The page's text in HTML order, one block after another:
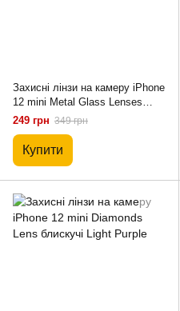
Захисні лінзи на камеру iPhone
12 mini Metal Glass Lenses
Sierra Blue
249 грн 349 грн
Купити